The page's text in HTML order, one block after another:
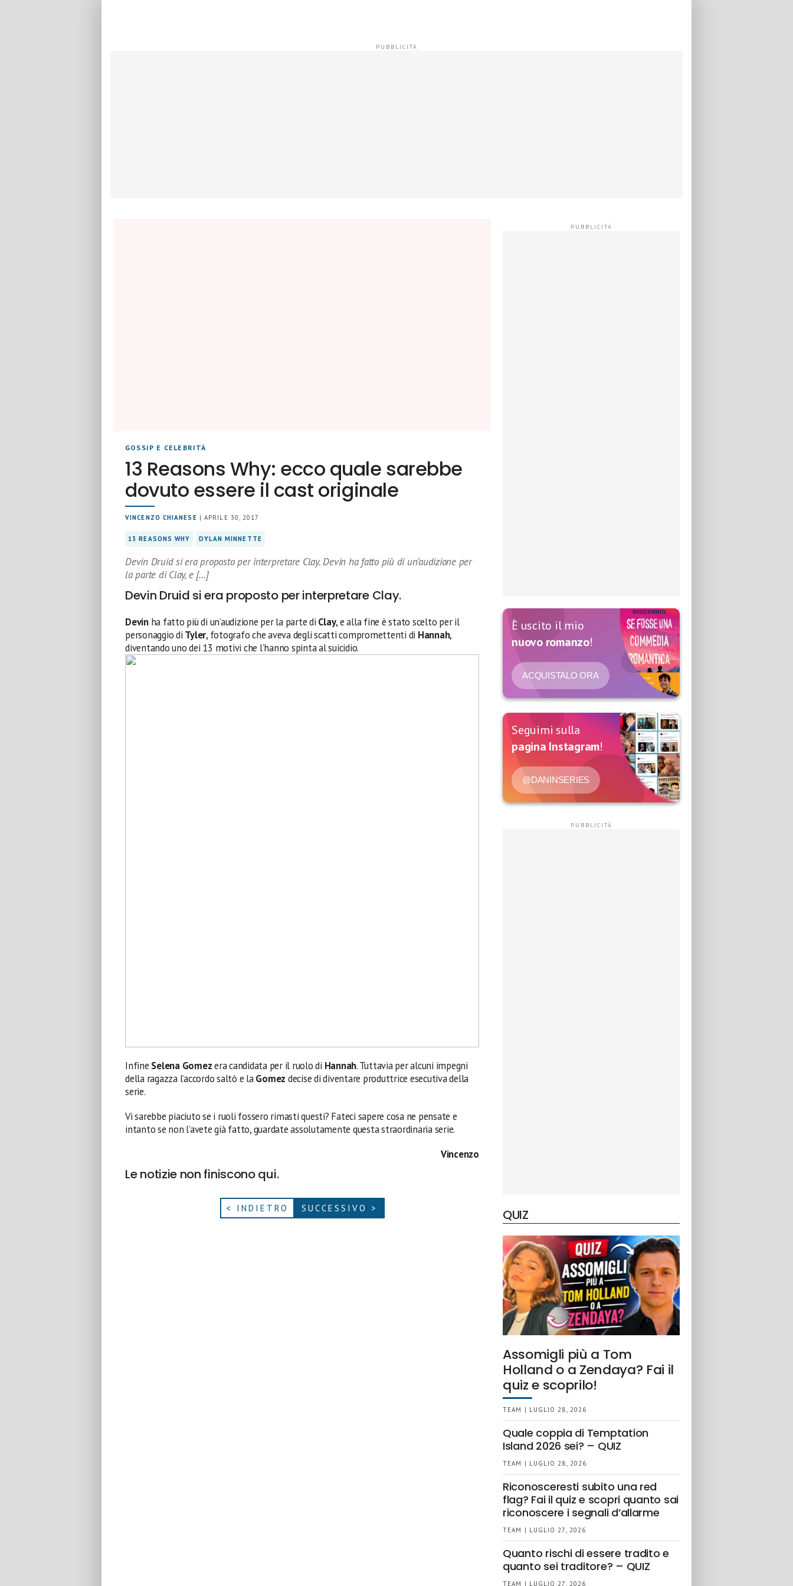
GOSSIP E CELEBRITÀ
13 Reasons Why: ecco quale sarebbe
dovuto essere il cast originale
VINCENZO CHIANESE | APRILE 30, 2017
13 REASONS WHY DYLAN MINNETTE
Devin Druid si era proposto per interpretare Clay. Devin ha fatto più di un’audizione per
la parte di Clay, e […]
Devin Druid si era proposto per interpretare Clay.
Devinha fatto più di un’audizione per la parte di Clay, e alla fine è stato scelto per il
personaggio di Tyler, fotografo che aveva degli scatti compromettenti di Hannah,
diventando uno dei 13 motivi che l’hanno spinta al suicidio.
Infine Selena Gomezera candidata per il ruolo di Hannah. Tuttavia per alcuni impegni
della ragazza l’accordo saltò e laGomez decise di diventare produttrice esecutiva della
serie.
Vi sarebbe piaciuto se i ruoli fossero rimasti questi? Fateci sapere cosa ne pensate e
intanto se non l’avete già fatto, guardate assolutamente questa straordinaria serie.
Vincenzo
Le notizie non finiscono qui.
< INDIETRO SUCCESSIVO >
È uscito il mio
nuovo romanzo!
ACQUISTALO ORA
Seguimi sulla
pagina Instagram!
@DANINSERIES
QUIZ
Assomigli più a Tom
Holland o a Zendaya? Fai il
quiz e scoprilo!
TEAM | LUGLIO 28, 2026
Quale coppia di Temptation
Island 2026 sei? – QUIZ
TEAM | LUGLIO 28, 2026
Riconosceresti subito una red
flag? Fai il quiz e scopri quanto sai
riconoscere i segnali d’allarme
TEAM | LUGLIO 27, 2026
Quanto rischi di essere tradito e
quanto sei traditore? – QUIZ
TEAM | LUGLIO 27, 2026